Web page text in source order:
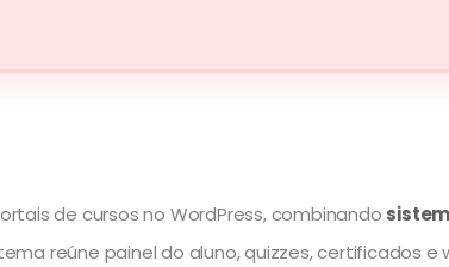
de cursos no WordPress, combinando
reúne painel do aluno, quizzes, certificados e